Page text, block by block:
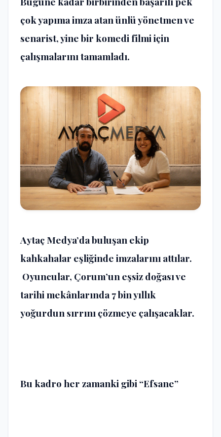
çok yapıma imza atan ünlü yönetmen ve
senarist, yine bir komedi filmi için
çalışmalarını tamamladı.
Aytaç Medya’da buluşan ekip
kahkahalar eşliğinde imzalarını attılar.
Oyuncular, Çorum’un eşsiz doğası ve
tarihi mekânlarında 7 bin yıllık
yoğurdun sırrını çözmeye çalışacaklar.
Bu kadro her zamanki gibi “Efsane”